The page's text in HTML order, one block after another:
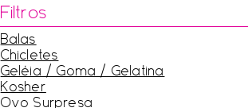
Filtros
Balas
Chicletes
Geléia / Goma / Gelatina
Kosher
Ovo Surpresa